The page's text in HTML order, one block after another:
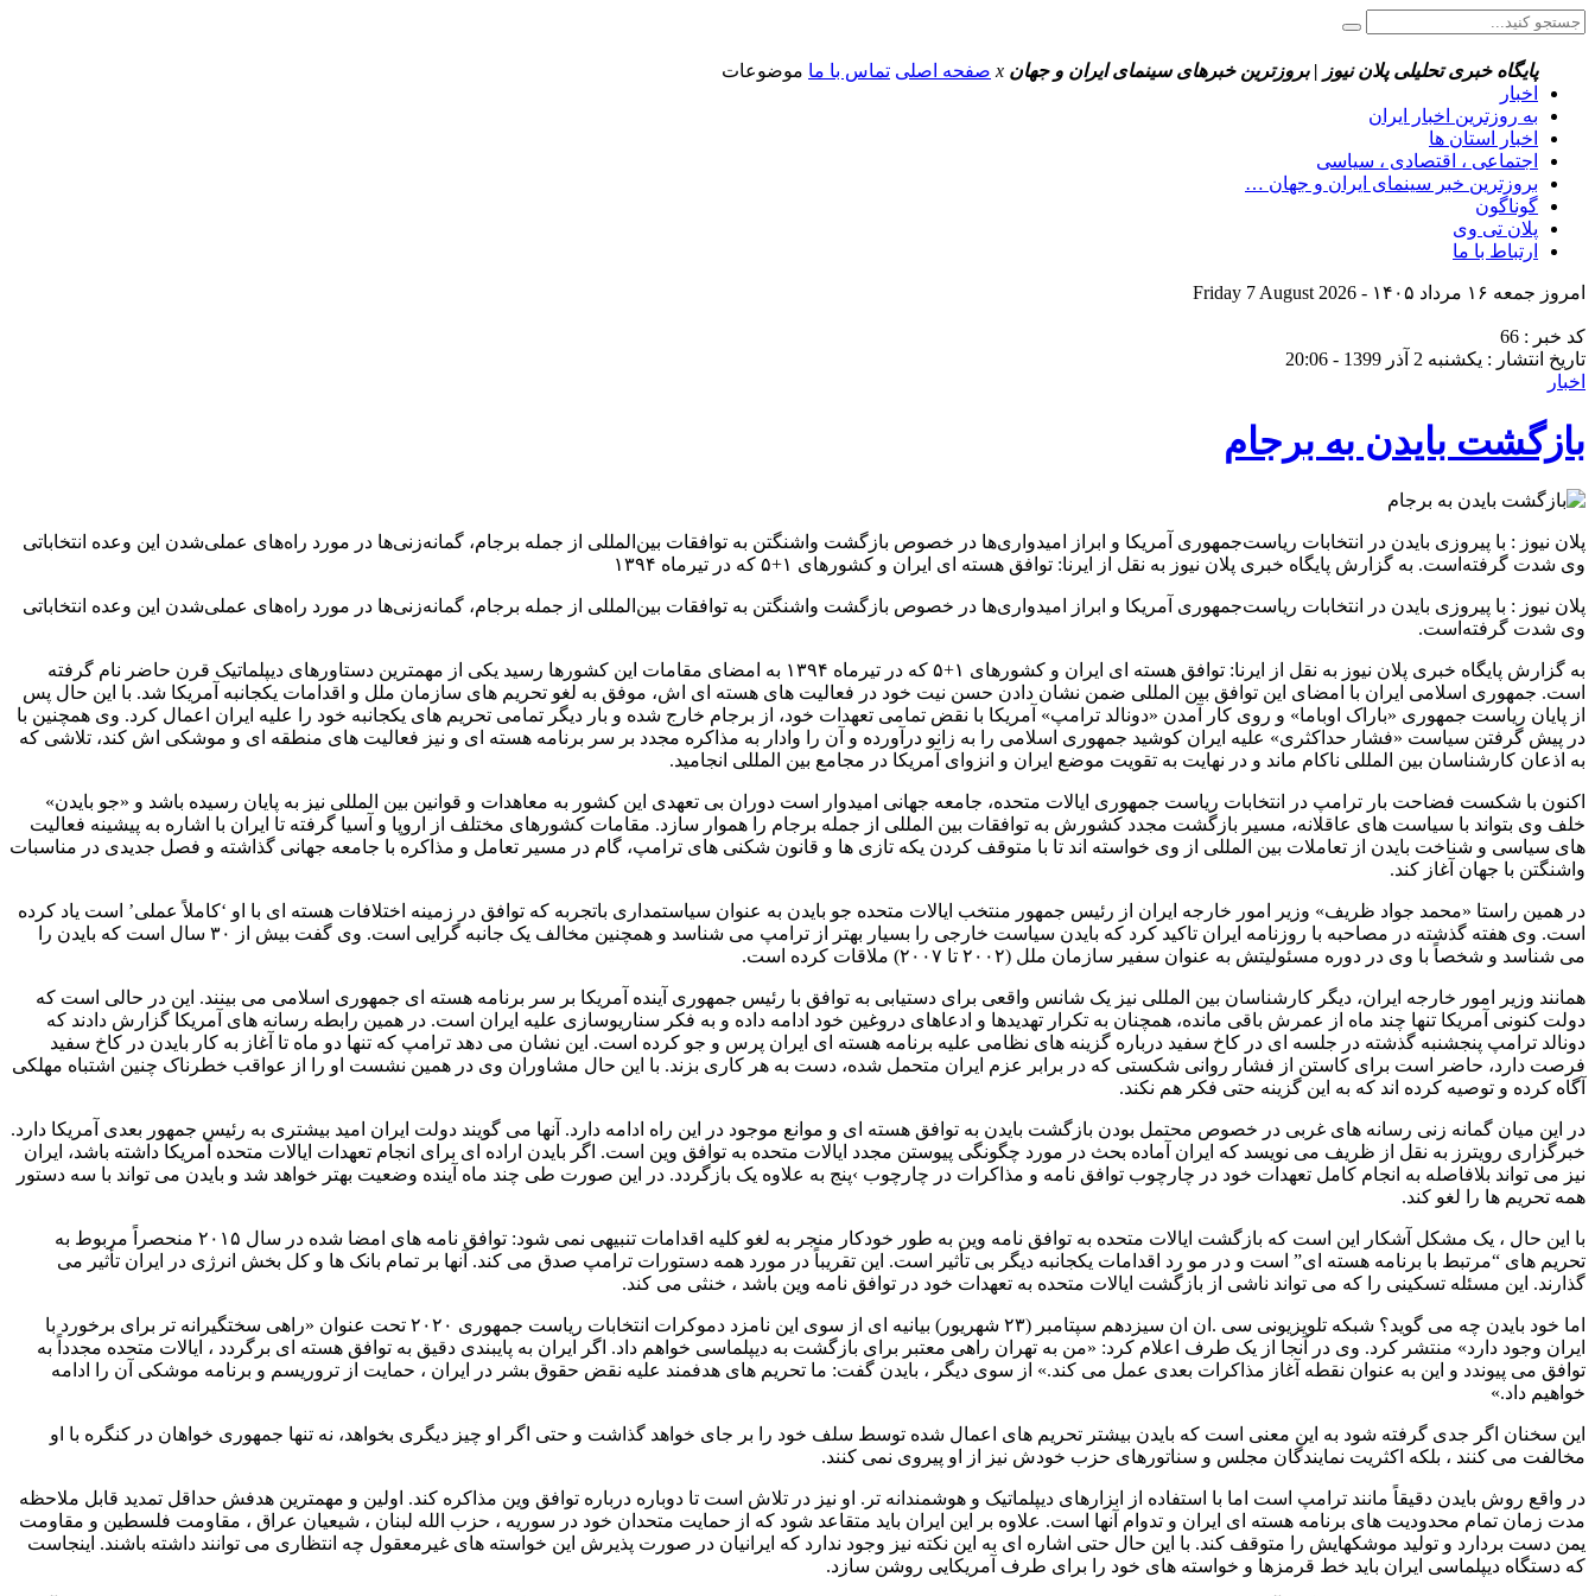
پایگاه خبری تحلیلی پلان نیوز | بروزترین خبرهای سینمای ایران و جهان x صفحه اصلی تماس با ما موضوعات
اخبار
به روزترین اخبار ایران
اخبار استان ها
اجتماعی ، اقتصادی ، سیاسی
بروزترین خبر سینمای ایران و جهان …
گوناگون
پلان تی وی
ارتباط با ما
امروز جمعه ۱۶ مرداد ۱۴۰۵ - Friday 7 August 2026
کد خبر : 66
تاریخ انتشار : یکشنبه 2 آذر 1399 - 20:06
اخبار
بازگشت بایدن به برجام
پلان نیوز : با پیروزی بایدن در انتخابات ریاست‌جمهوری آمریکا و ابراز امیدواری‌ها در خصوص بازگشت واشنگتن به توافقات بین‌المللی از جمله برجام، گمانه‌زنی‌ها در مورد راه‌های عملی‌شدن این وعده انتخاباتی
وی شدت گرفته‌است. به گزارش پایگاه خبری پلان نیوز به نقل از ایرنا: توافق هسته ای ایران و کشورهای ۱+۵ که در تیرماه ۱۳۹۴
پلان نیوز : با پیروزی بایدن در انتخابات ریاست‌جمهوری آمریکا و ابراز امیدواری‌ها در خصوص بازگشت واشنگتن به توافقات بین‌المللی از جمله برجام، گمانه‌زنی‌ها در مورد راه‌های عملی‌شدن این وعده انتخاباتی
وی شدت گرفته‌است.
به گزارش پایگاه خبری پلان نیوز به نقل از ایرنا: توافق هسته ای ایران و کشورهای ۱+۵ که در تیرماه ۱۳۹۴ به امضای مقامات این کشورها رسید یکی از مهمترین دستاورهای دیپلماتیک قرن حاضر نام گرفته
است. جمهوری اسلامی ایران با امضای این توافق بین المللی ضمن نشان دادن حسن نیت خود در فعالیت های هسته ای اش، موفق به لغو تحریم های سازمان ملل و اقدامات یکجانبه آمریکا شد. با این حال پس
از پایان ریاست جمهوری «باراک اوباما» و روی کار آمدن «دونالد ترامپ» آمریکا با نقض تمامی تعهدات خود، از برجام خارج شده و بار دیگر تمامی تحریم های یکجانبه خود را علیه ایران اعمال کرد. وی همچنین با
در پیش گرفتن سیاست «فشار حداکثری» علیه ایران کوشید جمهوری اسلامی را به زانو درآورده و آن را وادار به مذاکره مجدد بر سر برنامه هسته ای و نیز فعالیت های منطقه ای و موشکی اش کند، تلاشی که
به اذعان کارشناسان بین المللی ناکام ماند و در نهایت به تقویت موضع ایران و انزوای آمریکا در مجامع بین المللی انجامید.
اکنون با شکست فضاحت بار ترامپ در انتخابات ریاست جمهوری ایالات متحده، جامعه جهانی امیدوار است دوران بی تعهدی این کشور به معاهدات و قوانین بین المللی نیز به پایان رسیده باشد و «جو بایدن»
خلف وی بتواند با سیاست های عاقلانه، مسیر بازگشت مجدد کشورش به توافقات بین المللی از جمله برجام را هموار سازد. مقامات کشورهای مختلف از اروپا و آسیا گرفته تا ایران با اشاره به پیشینه فعالیت
های سیاسی و شناخت بایدن از تعاملات بین المللی از وی خواسته اند تا با متوقف کردن یکه تازی ها و قانون شکنی های ترامپ، گام در مسیر تعامل و مذاکره با جامعه جهانی گذاشته و فصل جدیدی در مناسبات
واشنگتن با جهان آغاز کند.
در همین راستا «محمد جواد ظریف» وزیر امور خارجه ایران از رئیس جمهور منتخب ایالات متحده جو بایدن به عنوان سیاستمداری باتجربه که توافق در زمینه اختلافات هسته ای با او ‘کاملاً عملی’ است یاد کرده
است. وی هفته گذشته در مصاحبه با روزنامه ایران تاکید کرد که بایدن سیاست خارجی را بسیار بهتر از ترامپ می شناسد و همچنین مخالف یک جانبه گرایی است. وی گفت بیش از ۳۰ سال است که بایدن را
می شناسد و شخصاً با وی در دوره مسئولیتش به عنوان سفیر سازمان ملل (۲۰۰۲ تا ۲۰۰۷) ملاقات کرده است.
همانند وزیر امور خارجه ایران، دیگر کارشناسان بین المللی نیز یک شانس واقعی برای دستیابی به توافق با رئیس جمهوری آینده آمریکا بر سر برنامه هسته ای جمهوری اسلامی می بینند. این در حالی است که
دولت کنونی آمریکا تنها چند ماه از عمرش باقی مانده، همچنان به تکرار تهدیدها و ادعاهای دروغین خود ادامه داده و به فکر سناریوسازی علیه ایران است. در همین رابطه رسانه های آمریکا گزارش دادند که
دونالد ترامپ پنجشنبه گذشته در جلسه ای در کاخ سفید درباره گزینه های نظامی علیه برنامه هسته ای ایران پرس و جو کرده است. این نشان می دهد ترامپ که تنها دو ماه تا آغاز به کار بایدن در کاخ سفید
فرصت دارد، حاضر است برای کاستن از فشار روانی شکستی که در برابر عزم ایران متحمل شده، دست به هر کاری بزند. با این حال مشاوران وی در همین نشست او را از عواقب خطرناک چنین اشتباه مهلکی
آگاه کرده و توصیه کرده اند که به این گزینه حتی فکر هم نکند.
در این میان گمانه زنی رسانه های غربی در خصوص محتمل بودن بازگشت بایدن به توافق هسته ای و موانع موجود در این راه ادامه دارد. آنها می گویند دولت ایران امید بیشتری به رئیس جمهور بعدی آمریکا دارد.
خبرگزاری رویترز به نقل از ظریف می نویسد که ایران آماده بحث در مورد چگونگی پیوستن مجدد ایالات متحده به توافق وین است. اگر بایدن اراده ای برای انجام تعهدات ایالات متحده آمریکا داشته باشد، ایران
نیز می تواند بلافاصله به انجام کامل تعهدات خود در چارچوب توافق نامه و مذاکرات در چارچوب ›پنج به علاوه یک بازگردد. در این صورت طی چند ماه آینده وضعیت بهتر خواهد شد و بایدن می تواند با سه دستور
همه تحریم ها را لغو کند.
با این حال ، یک مشکل آشکار این است که بازگشت ایالات متحده به توافق نامه وین به طور خودکار منجر به لغو کلیه اقدامات تنبیهی نمی شود: توافق نامه های امضا شده در سال ۲۰۱۵ منحصراً مربوط به
تحریم های “مرتبط با برنامه هسته ای” است و در مو رد اقدامات یکجانبه دیگر بی تأثیر است. این تقریباً در مورد همه دستورات ترامپ صدق می کند. آنها بر تمام بانک ها و کل بخش انرژی در ایران تأثیر می
گذارند. این مسئله تسکینی را که می تواند ناشی از بازگشت ایالات متحده به تعهدات خود در توافق نامه وین باشد ، خنثی می کند.
اما خود بایدن چه می گوید؟ شبکه تلویزیونی سی .ان ان سیزدهم سپتامبر (۲۳ شهریور) بیانیه ای از سوی این نامزد دموکرات انتخابات ریاست جمهوری ۲۰۲۰ تحت عنوان «راهی سختگیرانه تر برای برخورد با
ایران وجود دارد» منتشر کرد. وی در آنجا از یک طرف اعلام کرد: «من به تهران راهی معتبر برای بازگشت به دیپلماسی خواهم داد. اگر ایران به پایبندی دقیق به توافق هسته ای برگردد ، ایالات متحده مجدداً به
توافق می پیوندد و این به عنوان نقطه آغاز مذاکرات بعدی عمل می کند.» از سوی دیگر ، بایدن گفت: ما تحریم های هدفمند علیه نقض حقوق بشر در ایران ، حمایت از تروریسم و ​​برنامه موشکی آن را ادامه
خواهیم داد.»
این سخنان اگر جدی گرفته شود به این معنی است که بایدن بیشتر تحریم های اعمال شده توسط سلف خود را بر جای خواهد گذاشت و حتی اگر او چیز دیگری بخواهد، نه تنها جمهوری خواهان در کنگره با او
مخالفت می کنند ، بلکه اکثریت نمایندگان مجلس و سناتورهای حزب خودش نیز از او پیروی نمی کنند.
در واقع روش بایدن دقیقاً مانند ترامپ است اما با استفاده از ابزارهای دیپلماتیک و هوشمندانه تر. او نیز در تلاش است تا دوباره درباره توافق وین مذاکره کند. اولین و مهمترین هدفش حداقل تمدید قابل ملاحظه
مدت زمان تمام محدودیت های برنامه هسته ای ایران و تدوام آنها است. علاوه بر این ایران باید متقاعد شود که از حمایت متحدان خود در سوریه ، حزب الله لبنان ، شیعیان عراق ، مقاومت فلسطین و مقاومت
یمن دست بردارد و تولید موشکهایش را متوقف کند. با این حال حتی اشاره ای به این نکته نیز وجود ندارد که ایرانیان در صورت پذیرش این خواسته های غیرمعقول چه انتظاری می توانند داشته باشند. اینجاست
که دستگاه دیپلماسی ایران باید خط قرمزها و خواسته های خود را برای طرف آمریکایی روشن سازد.